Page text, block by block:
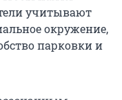
учитывают
окружение,
парковки и